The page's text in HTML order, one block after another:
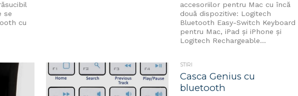
se
cu
accesoriilor pentru Mac cu încă
două dispozitive: Logitech
Bluetooth Easy-Switch Keyboard
pentru Mac, iPad și iPhone și
Logitech Rechargeable...
STIRI
Casca Genius cu
bluetooth